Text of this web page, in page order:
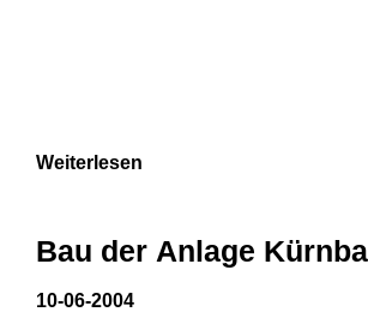
Weiterlesen
Bau der Anlage
10-06-2004